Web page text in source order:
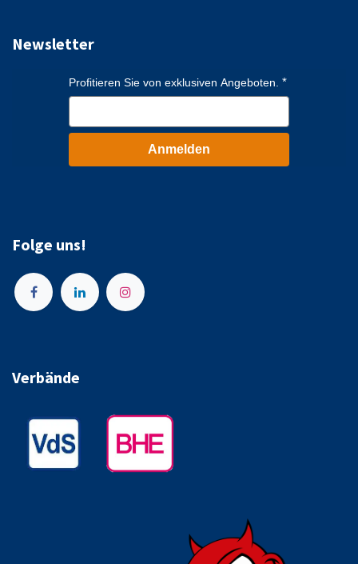
Newsletter
Profitieren Sie von exklusiven Angeboten.
Anmelden
Folge uns!
Verbände